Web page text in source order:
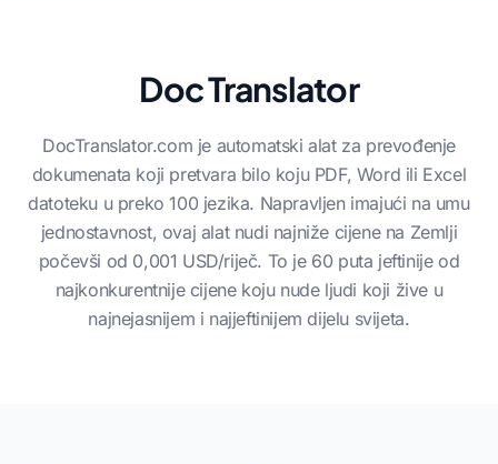
Doc Translator
DocTranslator.com je automatski alat za prevođenje
dokumenata koji pretvara bilo koju PDF, Word ili Excel
datoteku u preko 100 jezika. Napravljen imajući na umu
jednostavnost, ovaj alat nudi najniže cijene na Zemlji
počevši od 0,001 USD/riječ. To je 60 puta jeftinije od
najkonkurentnije cijene koju nude ljudi koji žive u
najnejasnijem i najjeftinijem dijelu svijeta.